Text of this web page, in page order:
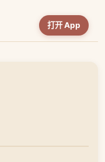
打开 App